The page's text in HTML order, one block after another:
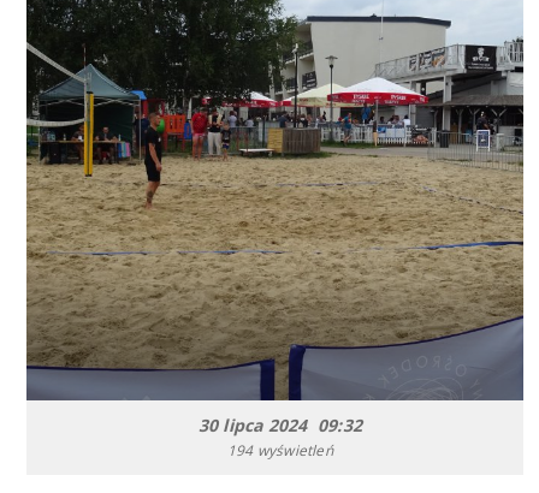
30 lipca 2024 09:32
194 wyświetleń